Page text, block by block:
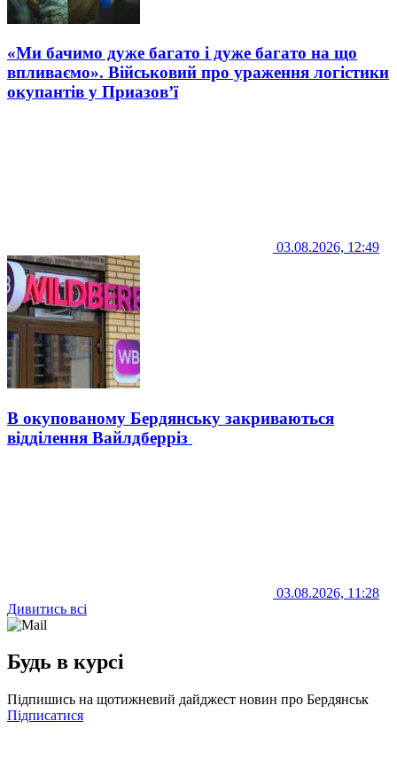
«Ми бачимо дуже багато і дуже багато на що
впливаємо». Військовий про ураження логістики
окупантів у Приазов’ї
03.08.2026, 12:49
В окупованому Бердянську закриваються
відділення Вайлдберріз
03.08.2026, 11:28
Дивитись всі
Будь в курсі
Підпишись на щотижневий дайджест новин про Бердянськ
Підписатися